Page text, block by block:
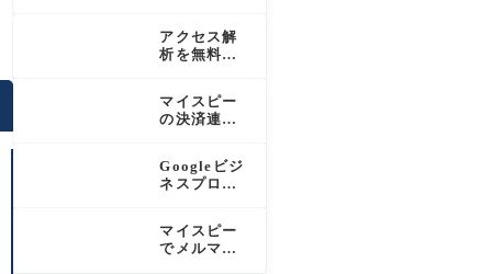
較！個人で
売る成功の
アクセス解
析を無料で
成果を最大
化する道
マイスピー
の決済連携
サービスと
設定手順を
く解説
Googleビジ
ネスプロフ
増やす！効
果・種類・
マイスピー
でメルマガ